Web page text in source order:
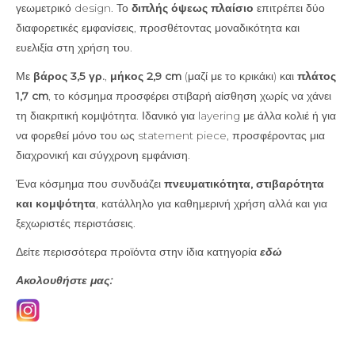
γεωμετρικό design. Το διπλής όψεως πλαίσιο επιτρέπει δύο
διαφορετικές εμφανίσεις, προσθέτοντας μοναδικότητα και
ευελιξία στη χρήση του.
Με βάρος 3,5 γρ. μήκος 2,9 cm (μαζί με το κρικάκι) και πλάτος
1,7 cm , το κόσμημα προσφέρει στιβαρή αίσθηση χωρίς να χάνει
τη διακριτική κομψότητα. Ιδανικό για layering με άλλα κολιέ ή για
να φορεθεί μόνο του ως statement piece, προσφέροντας μια
διαχρονική και σύγχρονη εμφάνιση.
Ένα κόσμημα που συνδυάζει πνευματικότητα, στιβαρότητα
και κομψότητα , κατάλληλο για καθημερινή χρήση αλλά και για
ξεχωριστές περιστάσεις.
Δείτε περισσότερα προϊόντα στην ίδια κατηγορία εδώ
Ακολουθήστε μας: